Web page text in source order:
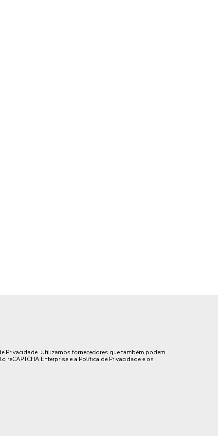
Privacidade. Utilizamos fornecedores que também podem
Enterprise e a Política de Privacidade e os